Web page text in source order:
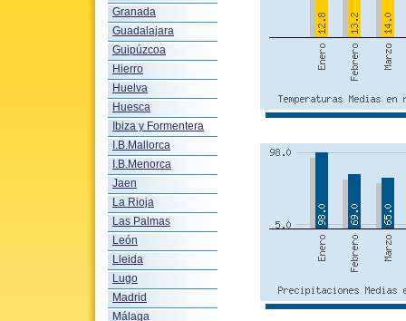
Granada
Guadalajara
Guipúzcoa
Hierro
Huelva
Huesca
Ibiza y Formentera
I.B.Mallorca
I.B.Menorca
Jaen
La Rioja
Las Palmas
León
Lleida
Lugo
Madrid
Málaga